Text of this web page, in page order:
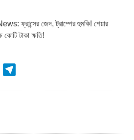
ফ্রান্সের জেদ, ট্রাম্পের হুমকি! শেয়ার
কোটি টাকা ক্ষতি!